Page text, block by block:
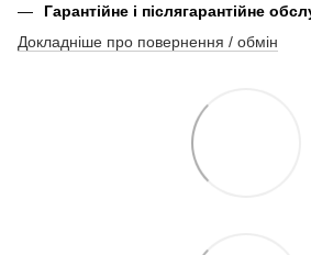
Гарантійне і післягарантійне
Докладніше про повернення / обмін